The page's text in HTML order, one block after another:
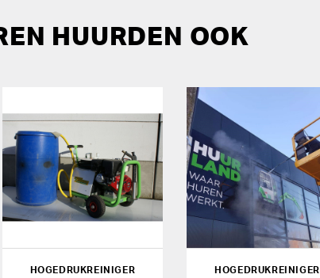
HUURDEN OOK
HOGEDRUKREINIGER
HOGEDRUKREINIGER